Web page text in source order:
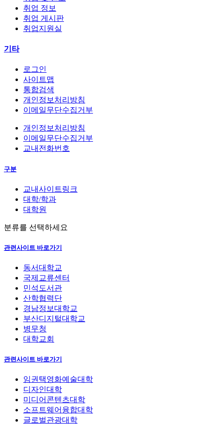
취업 정보
취업 게시판
취업지원실
기타
로그인
사이트맵
통합검색
개인정보처리방침
이메일무단수집거부
개인정보처리방침
이메일무단수집거부
교내전화번호
구분
교내사이트링크
대학/학과
대학원
분류를 선택하세요
관련사이트 바로가기
동서대학교
국제교류센터
민석도서관
산학협력단
경남정보대학교
부산디지털대학교
병무청
대학교회
관련사이트 바로가기
임권택영화예술대학
디자인대학
미디어콘텐츠대학
소프트웨어융합대학
글로벌관광대학